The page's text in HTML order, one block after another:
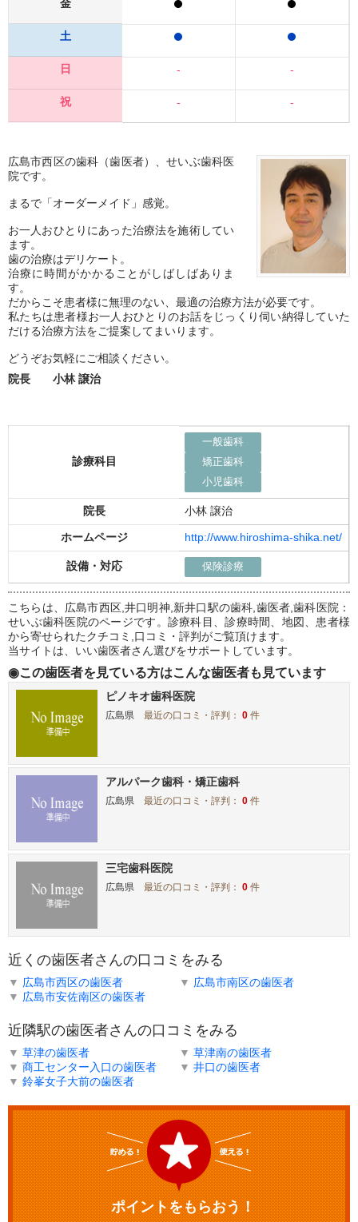
金
土
日
祝
-
-
-
-
広島市西区の歯科（歯医者）、せいぶ歯科医
院です。
まるで「オーダーメイド」感覚。
お一人おひとりにあった治療法を施術してい
ます。
歯の治療はデリケート。
治療に時間がかかることがしばしばありま
す。
だからこそ患者様に無理のない、最適の治療方法が必要です。
私たちは患者様お一人おひとりのお話をじっくり伺い納得していた
だける治療方法をご提案してまいります。
どうぞお気軽にご相談ください。
院長 小林 譲治
診療科目
一般歯科
矯正歯科
小児歯科
院長 小林 譲治
ホームページ http://www.hiroshima-shika.net/
設備・対応 保険診療
こちらは、広島市西区,井口明神,新井口駅の歯科,歯医者,歯科医院：
せいぶ歯科医院のページです。診療科目、診療時間、地図、患者様
から寄せられたクチコミ,口コミ・評判がご覧頂けます。
当サイトは、いい歯医者さん選びをサポートしています。
◉この歯医者を見ている方はこんな歯医者も見ています
ピノキオ歯科医院
広島県 最近の口コミ・評判：0 件
アルパーク歯科・矯正歯科
広島県 最近の口コミ・評判：0 件
三宅歯科医院
広島県 最近の口コミ・評判：0 件
近くの歯医者さんの口コミをみる
▼ 広島市西区の歯医者 ▼ 広島市南区の歯医者
▼ 広島市安佐南区の歯医者
近隣駅の歯医者さんの口コミをみる
▼ 草津の歯医者 ▼ 草津南の歯医者
▼ 商工センター入口の歯医者 ▼ 井口の歯医者
▼ 鈴峯女子大前の歯医者
ポイントをもらおう！